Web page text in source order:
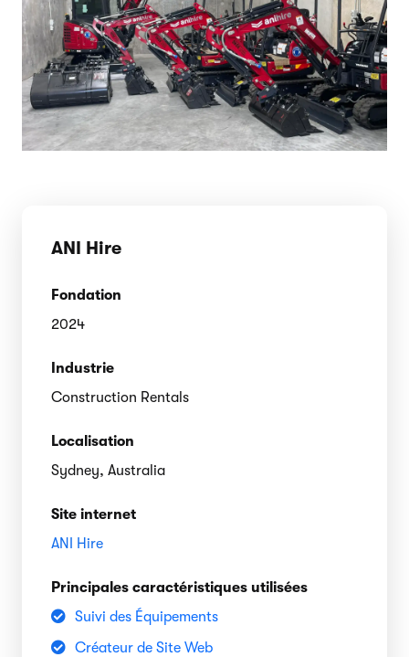
ANI Hire
Fondation
2024
Industrie
Construction Rentals
Localisation
Sydney, Australia
Site internet
ANI Hire
Principales caractéristiques utilisées
Suivi des Équipements
Créateur de Site Web